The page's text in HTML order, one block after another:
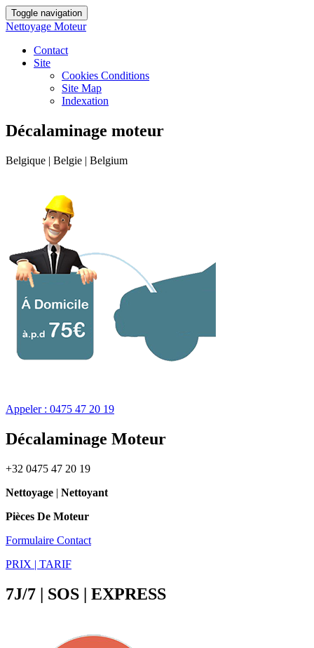
Toggle navigation
Nettoyage Moteur
Contact
Site
Cookies Conditions
Site Map
Indexation
Décalaminage moteur
Belgique | Belgie | Belgium
Appeler : 0475 47 20 19
Décalaminage Moteur
+32 0475 47 20 19
Nettoyage | Nettoyant
Pièces De Moteur
Formulaire Contact
PRIX | TARIF
7J/7 | SOS | EXPRESS